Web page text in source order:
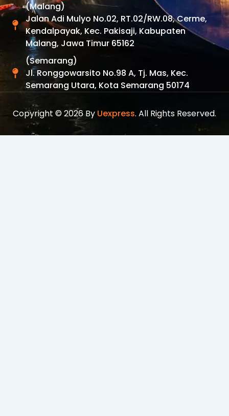
(Malang)
Jalan Adi Mulyo No.02, RT.02/RW.08, Cerme,
Kendalpayak, Kec. Pakisaji, Kabupaten
Malang, Jawa Timur 65162
(Semarang)
Jl. Ronggowarsito No.98 A, Tj. Mas, Kec.
Semarang Utara, Kota Semarang 50174
Copyright © 2026 By Uexpress. All Rights Reserved.